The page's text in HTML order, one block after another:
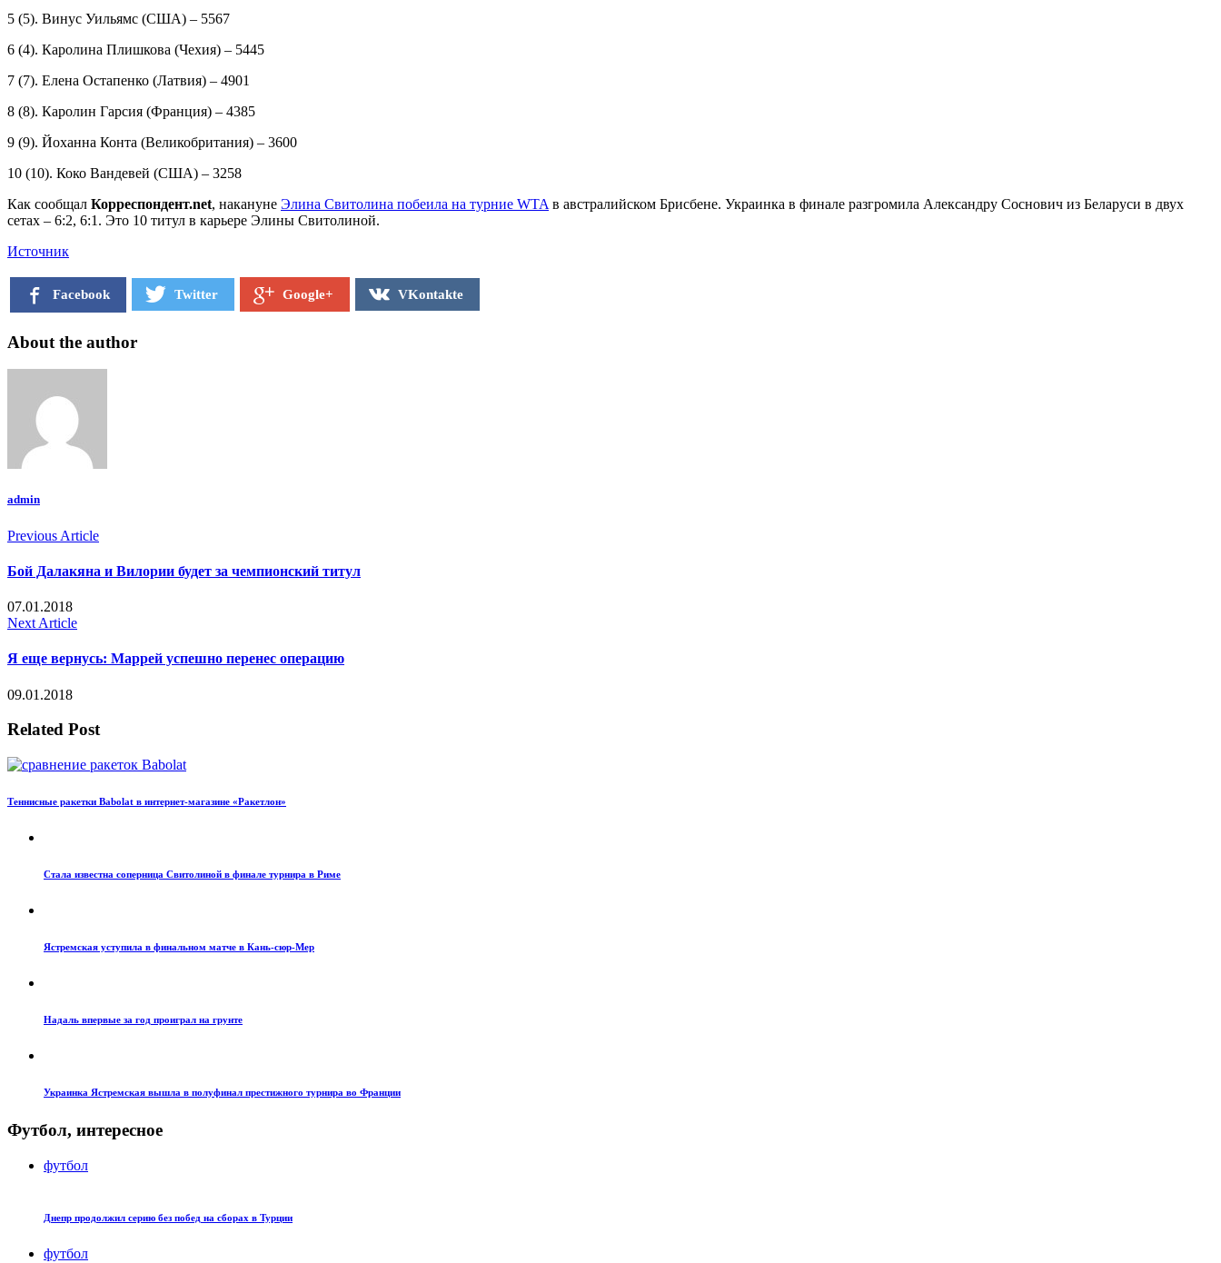
5 (5). Винус Уильямс (США) – 5567
6 (4). Каролина Плишкова (Чехия) – 5445
7 (7). Елена Остапенко (Латвия) – 4901
8 (8). Каролин Гарсия (Франция) – 4385
9 (9). Йоханна Конта (Великобритания) – 3600
10 (10). Коко Вандевей (США) – 3258
Как сообщал Корреспондент.net, накануне Элина Свитолина побеила на турние WTA в австралийском Брисбене. Украинка в финале разгромила Александру Соснович из Беларуси в двух
сетах – 6:2, 6:1. Это 10 титул в карьере Элины Свитолиной.
Источник
Facebook Twitter Google+ VKontakte
About the author
admin
Previous Article
Бой Далакяна и Вилории будет за чемпионский титул
07.01.2018
Next Article
Я еще вернусь: Маррей успешно перенес операцию
09.01.2018
Related Post
Теннисные ракетки Babolat в интернет-магазине «Ракетлон»
Стала известна соперница Свитолиной в финале турнира в Риме
Ястремская уступила в финальном матче в Кань-сюр-Мер
Надаль впервые за год проиграл на грунте
Украинка Ястремская вышла в полуфинал престижного турнира во Франции
Футбол, интересное
футбол
Днепр продолжил серию без побед на сборах в Турции
футбол